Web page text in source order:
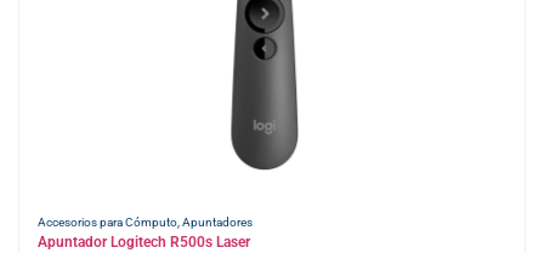
Accesorios para Cómputo,Apuntadores
Apuntador Logitech R500s Laser